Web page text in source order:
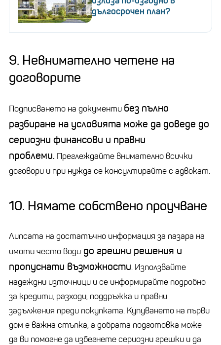
дългосрочен план?
9. Невнимателно четене на
договорите
Подписването на документи без пълно
разбиране на условията може да доведе до
сериозни финансови и правни
проблеми. Преглеждайте внимателно всички
договори и при нужда се консултирайте с адвокат.
10. Нямате собствено проучване
Липсата на достатъчно информация за пазара на
имоти често води до грешни решения и
пропуснати възможности. Използвайте
надеждни източници и се информирайте подробно
за кредити, разходи, поддръжка и правни
задължения преди покупката. Купуването на първи
дом е важна стъпка, а добрата подготовка може
да ви помогне да избегнете сериозни грешки и да